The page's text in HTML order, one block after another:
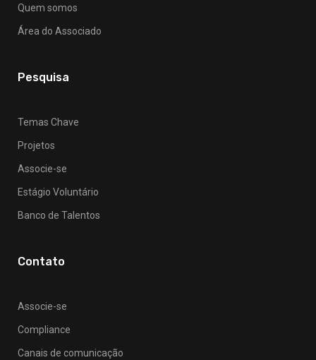
Quem somos
Área do Associado
Pesquisa
Temas Chave
Projetos
Associe-se
Estágio Voluntário
Banco de Talentos
Contato
Associe-se
Compliance
Canais de comunicação